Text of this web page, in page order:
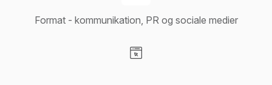
Format - kommunikation, PR og sociale medier